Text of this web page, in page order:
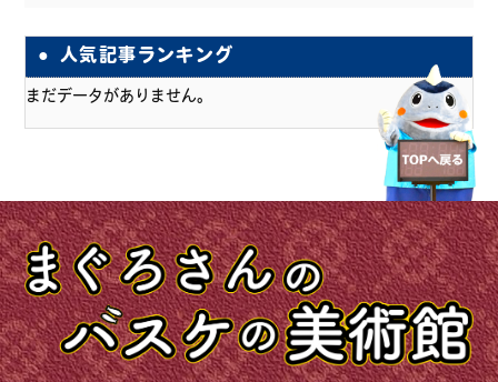
人気記事ランキング
まだデータがありません。